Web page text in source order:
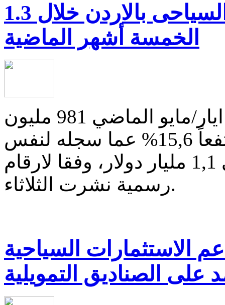
1.3 مليار دولار قيمة الدخل السياحى بالاردن خلال
الخمسة أشهر الماضية
تجاوز دخل الأردن السياحي نهاية ايار/مايو الماضي 981 مليون
دينار (نحو 1,3 مليار دولار) مرتفعاً 15,6% عما سجله لنفس
الفترة عام 2011 حين بلغ حوالى 1,1 مليار دولار، وفقا لارقام
رسمية نشرت الثلاثاء.
الاستثمارات السياحية
على الصناديق التمويلية